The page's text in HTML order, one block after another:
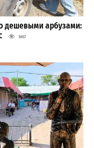
дешевыми арбузами:
3657